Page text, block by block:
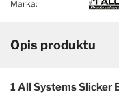
Marka:
Opis produktu
1 All Systems Slicker